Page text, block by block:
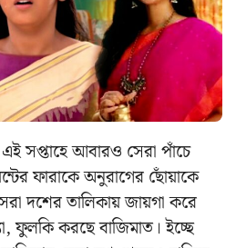
সপ্তাহে আবারও সেরা পাঁচে
ফারাকে অনুরাগের ছোঁয়াকে
দশের তালিকায় জায়গা করে
ফুলকি করছে বাজিমাত। ইচ্ছে